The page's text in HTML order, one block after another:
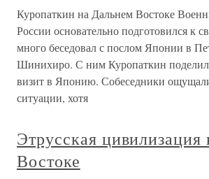
Куропаткин на Дальнем Востоке
России основательно подготовился к
много беседовал с послом Японии в
Шинихиро. С ним Куропаткин
визит в Японию. Собеседники
ситуации, хотя
Этрусская
Востоке